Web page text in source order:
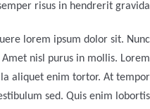
risus in hendrerit gravida.
lorem ipsum dolor sit. Nunc
nisl purus in mollis. Lorem
aliquet enim tortor. At tempor
sed. Quis enim lobortis